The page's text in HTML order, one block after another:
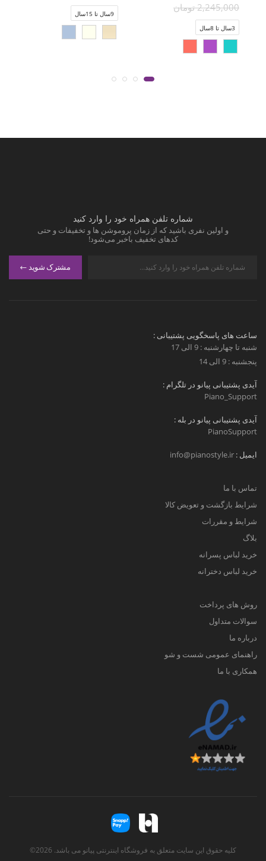
2,245,000 تومان
3سال تا 8سال
9سال تا 15سال
شماره تلفن همراه خود را وارد کنید
و اولین نفری باشید که از زمان پروموشن ها و تخفیفات و حتی
کدهای تخفیف باخبر می‌شود!
مشترک شوید
ساعت های پاسخگویی پشتیبانی :
شنبه تا چهارشنبه : 9 الی 17
پنجشنبه : 9 الی 14
آیدی پشتیبانی پیانو در تلگرام :
Piano_Support
آیدی پشتیبانی پیانو در بله :
PianoSupport
ایمیل : info@pianostyle.ir
تماس با ما
شرایط بازگشت و تعویض کالا
شرایط و مقررات
بلاگ
خرید لباس پسرانه
خرید لباس دخترانه
روش های پرداخت
سوالات متداول
درباره ما
راهنمای عمومی شست و شو
همکاری با ما
کلیه حقوق این سایت متعلق به فروشگاه اینترنتی پیانو می باشد. 2026©